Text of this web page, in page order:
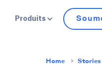
Produits
Home Stories